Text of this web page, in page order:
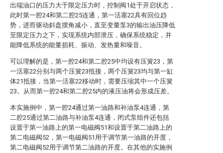
出端油口的压力大于限定压力时，控制阀1处于开启状态，
此时第一腔24和第二腔25连通，第一活塞22具有回位趋
势，进而驱动斜盘摆角减小，直至变量泵3的输出油压降低
至限定压力之下，实现系统内部泄压，确保系统稳定，并
能降低系统的能量损耗、振动、发热量和噪音。
可以理解的是，第一腔24和第二腔25中均设有压簧23，第
一活塞22分别与两个压簧23抵接，两个压簧23均与第一缸
体21抵接，当第一活塞22移动时，需要压缩其中一个压簧
23。从而第一腔24和第二腔25内的液压油将会形成压差。
本实施例中，第一腔24通过第一油路和补油泵4连通，第
二腔25通过第二油路与补油泵4连通，闭式泵组件还包括
设置于第一油路上的第一电磁阀51和设置于第二油路上的
第二电磁阀52，第一电磁阀51用于调节第一油路的开度，
第二电磁阀52用于调节第二油路的开度。在其他的实施例